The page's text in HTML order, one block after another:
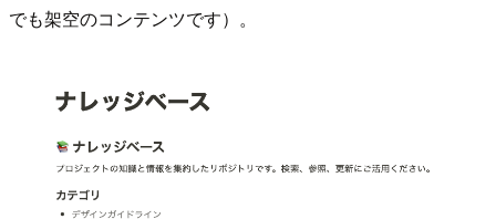
でも架空のコンテンツです）。